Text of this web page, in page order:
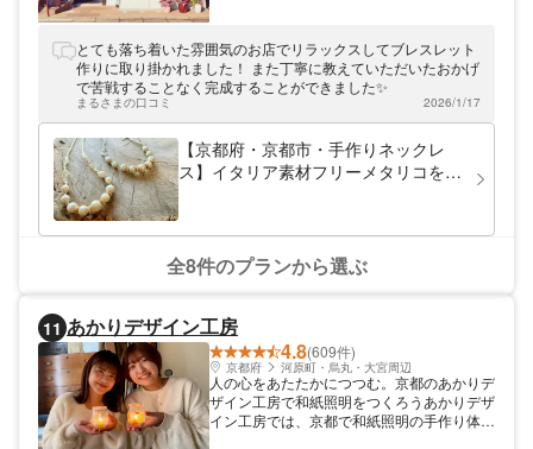
作り体験ができます。江戸の町並みを再現し
た町家は、まるでタイムスリップしたような
空間。晴明神社と北野天満宮のちょうど真ん
中あたりにあるので、観光と併せて体験して
頂けます。
とても落ち着いた雰囲気のお店でリラックスしてブレスレット
作りに取り掛かれました！ また丁寧に教えていただいたおかげ
で苦戦することなく完成することができました✨
まるさまの口コミ 2026/1/17
【京都府・京都市・手作りネックレ
ス】イタリア素材フリーメタリコを使
ンクセット付き♪）
全8件のプランから選ぶ
11 あかりデザイン工房
4.8(609件)
京都府 河原町・烏丸・大宮周辺
人の心をあたたかにつつむ。京都のあかりデ
ザイン工房で和紙照明をつくろうあかりデザ
イン工房では、京都で和紙照明の手作り体験